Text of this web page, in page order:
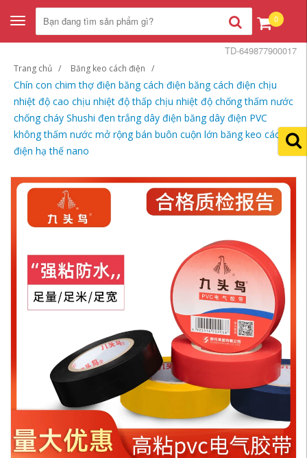
Toggle
navigation
0
Trang chủ Băng keo cách điện
Chín con chim thợ điện băng cách điện băng cách điện chịu
nhiệt độ cao chịu nhiệt độ thấp chịu nhiệt độ chống thấm nước
chống cháy Shushi đen trắng dây điện băng dây điện PVC
không thấm nước mở rộng bán buôn cuộn lớn băng keo cách
điện hạ thế nano
TD-649877900017